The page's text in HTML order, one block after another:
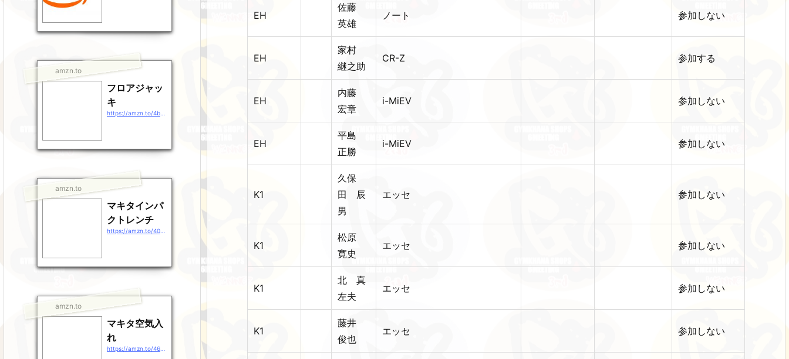
EH
佐藤
英雄
ノート 参加しない
EH
家村
継之助
CR-Z 参加する
EH
内藤
宏章
i-MiEV 参加しない
EH
平島
正勝
i-MiEV 参加しない
K1
久保
田 辰
男
エッセ 参加しない
K1
松原
寛史
エッセ 参加しない
K1
北 真
左夫
エッセ 参加しない
K1
藤井
俊也
エッセ 参加しない
amzn.to
フロアジャッ
キ
amzn.to
マキタインパ
クトレンチ
amzn.to
マキタ空気入
れ